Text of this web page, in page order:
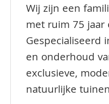
Wij zijn een
met ruim 75 jaar
Gespecialiseerd
en onderhoud
exclusieve,
natuurlijke